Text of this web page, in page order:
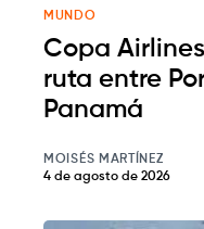
MUNDO
Copa
ruta entre
Panamá
MOISÉS MARTÍNEZ
4 de agosto de 2026